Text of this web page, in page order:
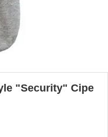
"Security" Сіре